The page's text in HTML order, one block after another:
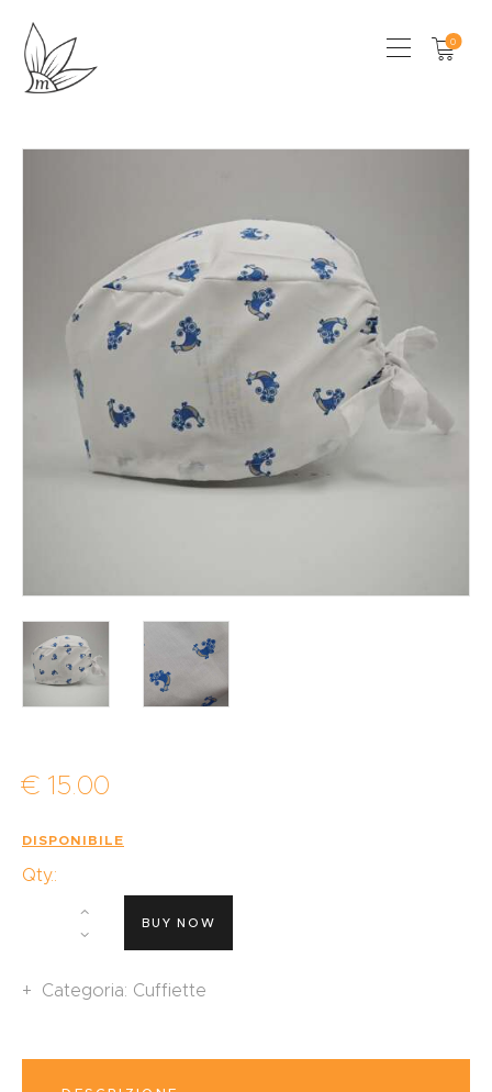
0
HOME
LOCAL STORES
CONTATTI
€ 15.00
DISPONIBILE
Qty.:
BUY NOW
Categoria: Cuffiette